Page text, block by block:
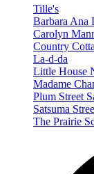
Tille's
Barbara Ana
Carolyn
Country
La-d-da
Little House
Madame
Plum Street
Satsuma
The Prairie